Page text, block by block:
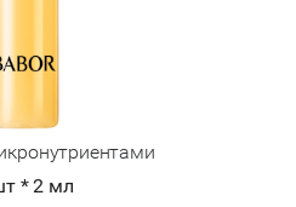
* 2 мл